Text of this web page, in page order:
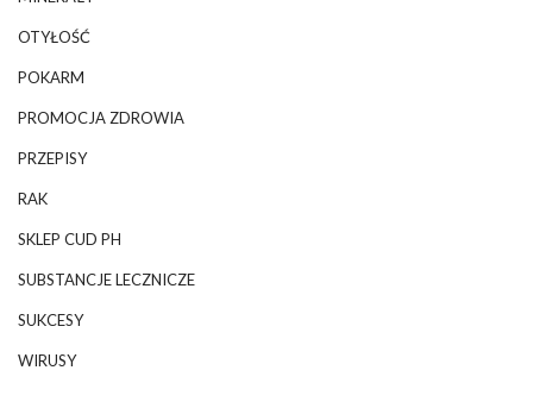
OTYŁOŚĆ
POKARM
PROMOCJA ZDROWIA
PRZEPISY
RAK
SKLEP CUD PH
SUBSTANCJE LECZNICZE
SUKCESY
WIRUSY